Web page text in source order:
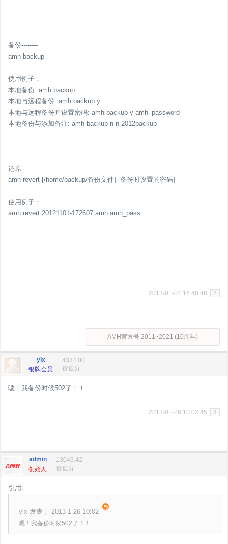
备份--------
amh backup
使用例子：
本地备份: amh backup
本地与远程备份: amh backup y
本地与远程备份并设置密码: amh backup y amh_password
本地备份与添加备注: amh backup n n 2012backup
还原--------
amh revert [/home/backup/备份文件] [备份时设置的密码]
使用例子：
amh revert 20121101-172607.amh amh_pass
2013-01-04 16:40:48 2
AMH官方号 2011~2021 (10周年)
ylx
银牌会员
4334.00
价值分
嗯！我备份时候502了！！
2013-01-26 10:02:45 3
admin
创始人
13049.42
价值分
引用:
ylx 发表于 2013-1-26 10:02
嗯！我备份时候502了！！